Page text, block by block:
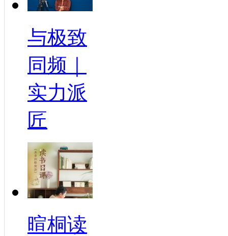
与极致
同频｜
实力派
匠
暄桐读